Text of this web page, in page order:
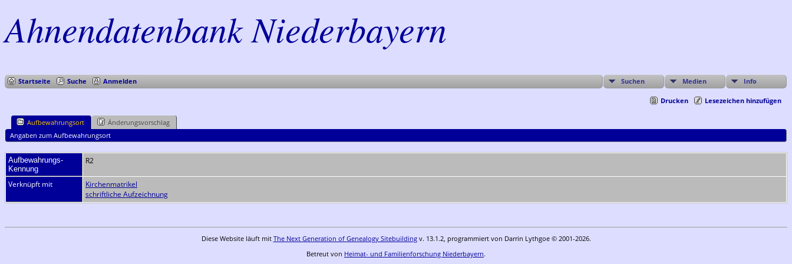
Ahnendatenbank Niederbayern
Startseite Suche Anmelden Suchen Medien Info
Drucken Lesezeichen hinzufügen
Aufbewahrungsort
Änderungsvorschlag
Angaben zum Aufbewahrungsort
Aufbewahrungs-
Kennung
R2
Verknüpft mit
Kirchenmatrikel
schriftliche Aufzeichnung
Diese Website läuft mit The Next Generation of Genealogy Sitebuildingv. 13.1.2, programmiert von Darrin Lythgoe © 2001-2026.
Betreut von Heimat- und Familienforschung Niederbayern.